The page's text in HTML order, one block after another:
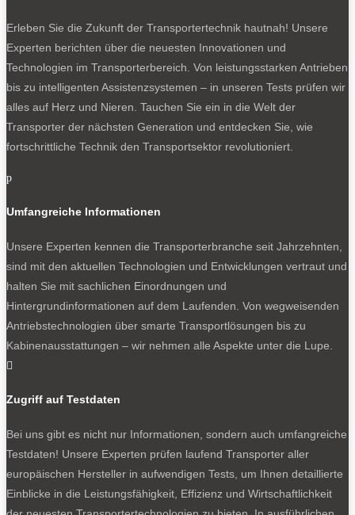
Erleben Sie die Zukunft der Transportertechnik hautnah! Unsere
Experten berichten über die neuesten Innovationen und
Technologien im Transporterbereich. Von leistungsstarken Antrieben
bis zu intelligenten Assistenzsystemen – in unseren Tests prüfen wir
alles auf Herz und Nieren. Tauchen Sie ein in die Welt der
Transporter der nächsten Generation und entdecken Sie, wie
fortschrittliche Technik den Transportsektor revolutioniert.
p
Umfangreiche Informationen
Unsere Experten kennen die Transporterbranche seit Jahrzehnten,
sind mit den aktuellen Technologien und Entwicklungen vertraut und
halten Sie mit sachlichen Einordnungen und
Hintergrundinformationen auf dem Laufenden. Von wegweisenden
Antriebstechnologien über smarte Transportlösungen bis zu
Kabinenausstattungen – wir nehmen alle Aspekte unter die Lupe.

Zugriff auf Testdaten
Bei uns gibt es nicht nur Informationen, sondern auch umfangreiche
Testdaten! Unsere Experten prüfen laufend Transporter aller
europäischen Hersteller in aufwendigen Tests, um Ihnen detaillierte
Einblicke in die Leistungsfähigkeit, Effizienz und Wirtschaftlichkeit